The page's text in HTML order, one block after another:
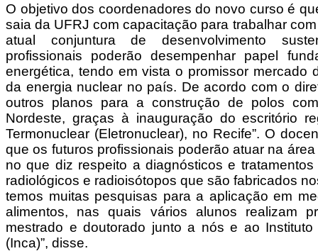
O objetivo dos coordenadores do novo curso é
saia da UFRJ com capacitação para trabalhar
atual conjuntura de desenvolvimento
profissionais poderão desempenhar papel
energética, tendo em vista o promissor mercado
da energia nuclear no país. De acordo com o
outros planos para a construção de polos
Nordeste, graças à inauguração do escritório
Termonuclear (Eletronuclear), no Recife”. O
que os futuros profissionais poderão atuar na
no que diz respeito a diagnósticos e
radiológicos e radioisótopos que são fabricados
temos muitas pesquisas para a aplicação em
alimentos, nas quais vários alunos realizam
mestrado e doutorado junto a nós e ao
(Inca)”, disse.